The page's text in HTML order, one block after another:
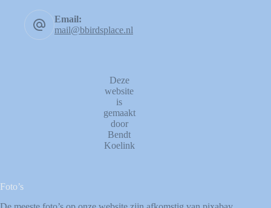
Email:
mail@bbirdsplace.nl
Deze
website
is
gemaakt
door
Bendt
Koelink
Foto’s